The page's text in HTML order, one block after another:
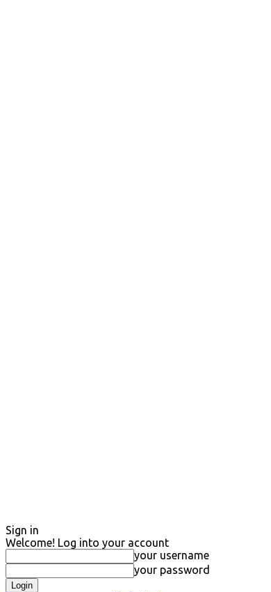
Sign in
Welcome! Log into your account
your username
your password